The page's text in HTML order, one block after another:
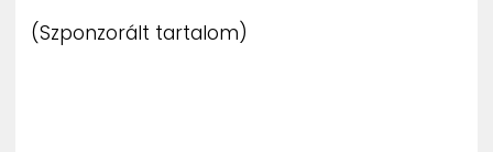
(Szponzorált tartalom)